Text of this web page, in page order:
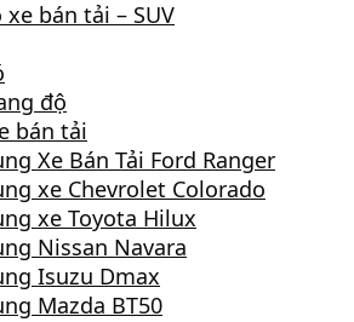
bán tải – SUV
độ
bán tải
Xe Bán Tải Ford Ranger
xe Chevrolet Colorado
xe Toyota Hilux
Nissan Navara
Isuzu Dmax
Mazda BT50